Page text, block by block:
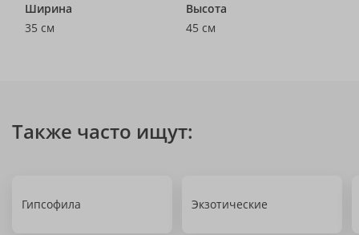
Ширина
35 см
Высота
45 см
Также часто ищут:
Гипсофила Экзотические